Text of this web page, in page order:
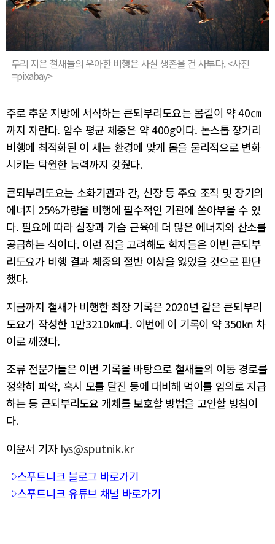
무리 지은 철새들의 우아한 비행은 사실 생존을 건 사투다. <사진
=pixabay>
주로 추운 지방에 서식하는 큰되부리도요는 몸길이 약 40㎝
까지 자란다. 암수 평균 체중은 약 400g이다. 논스톱 장거리
비행에 최적화된 이 새는 환경에 맞게 몸을 물리적으로 변화
시키는 탁월한 능력까지 갖췄다.
큰되부리도요는 소화기관과 간, 신장 등 주요 조직 및 장기의
에너지 25%가량을 비행에 필수적인 기관에 쏟아부을 수 있
다. 필요에 따라 심장과 가슴 근육에 더 많은 에너지와 산소를
공급하는 식이다. 이런 점을 고려해도 학자들은 이번 큰되부
리도요가 비행 결과 체중의 절반 이상을 잃었을 것으로 판단
했다.
지금까지 철새가 비행한 최장 기록은 2020년 같은 큰되부리
도요가 작성한 1만3210㎞다. 이번에 이 기록이 약 350㎞ 차
이로 깨졌다.
조류 전문가들은 이번 기록을 바탕으로 철새들의 이동 경로를
정확히 파악, 혹시 모를 탈진 등에 대비해 먹이를 임의로 지급
하는 등 큰되부리도요 개체를 보호할 방법을 고안할 방침이
다.
이윤서 기자 lys@sputnik.kr
⇨스푸트니크 블로그 바로가기
⇨스푸트니크 유튜브 채널 바로가기